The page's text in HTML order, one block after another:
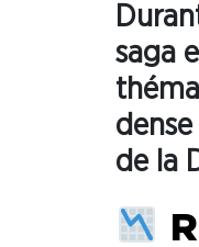
saga
de la